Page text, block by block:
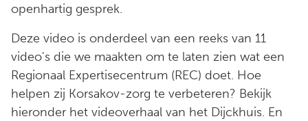
openhartig gesprek.
Deze video is onderdeel van een reeks van 11
video's die we maakten om te laten zien wat een
Regionaal Expertisecentrum (REC) doet. Hoe
helpen zij Korsakov-zorg te verbeteren? Bekijk
hieronder het videoverhaal van het Dijckhuis. En